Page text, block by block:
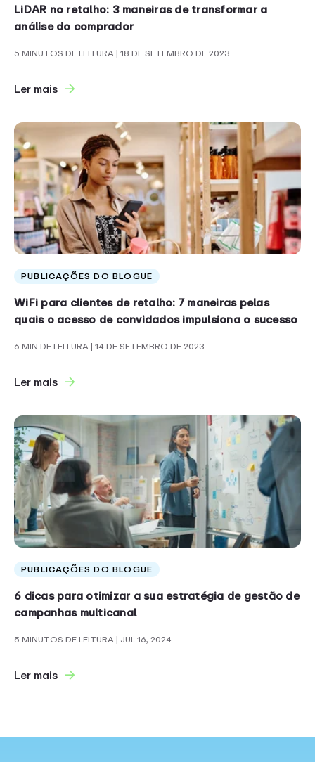
LiDAR no retalho: 3 maneiras de transformar a
análise do comprador
5 MINUTOS DE LEITURA| 18 DE SETEMBRO DE 2023
Ler mais
PUBLICAÇÕES DO BLOGUE
WiFi para clientes de retalho: 7 maneiras pelas
quais o acesso de convidados impulsiona o sucesso
6 MIN DE LEITURA| 14 DE SETEMBRO DE 2023
Ler mais
PUBLICAÇÕES DO BLOGUE
6 dicas para otimizar a sua estratégia de gestão de
campanhas multicanal
5 MINUTOS DE LEITURA| JUL 16, 2024
Ler mais